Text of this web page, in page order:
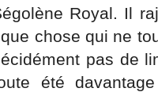
Royal. Il
chose qui ne
pas de
été